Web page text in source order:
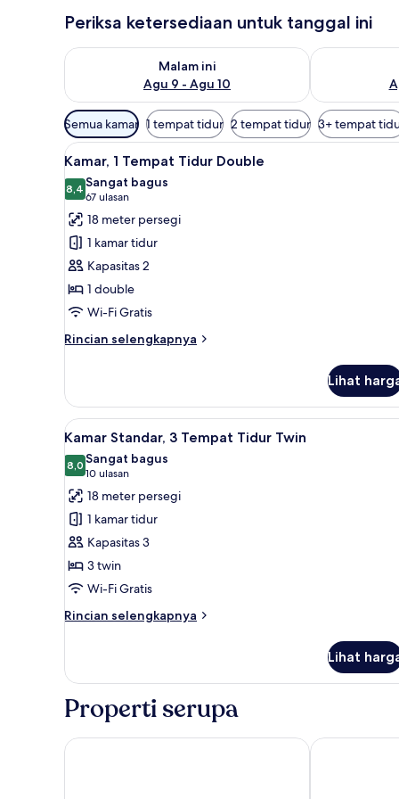
Periksa ketersediaan untuk tanggal ini
Malam ini
Agu 9 - Agu 10
Periksa ketersediaan untuk malam ini Agu 9 - Agu 10
Periksa
Filter
tersedia
untuk
kamar
Semua kamar 1 tempat tidur 2 tempat tidur 3+ tempat
Lihat
semua
foto
untuk
Kamar,
Tempat
Tidur
Double
Kamar, 1 Tempat Tidur
11
Kamar, 1 Tempat Tidur Double
8,48,4 dari 10
Sangat bagus
67 ulasan
(67
ulasan)
18 meter persegi
1 kamar tidur
Kapasitas 2
1 double
Wi-Fi Gratis
Rincian selengkapnya
Rincian
Kamar,
Tempat
Tidur
Double
Lihat
Lihat
semua
foto
untuk
Kamar
Standar,
3
Tempat
Tidur
Twin
Kamar Standar, 3 Tempat
9
Kamar Standar, 3 Tempat Tidur Twin
8,08,0 dari 10
Sangat bagus
10 ulasan
(10
ulasan)
18 meter persegi
1 kamar tidur
Kapasitas 3
3 twin
Wi-Fi Gratis
Rincian selengkapnya
Rincian
Kamar
3
Tempat
Tidur
Lihat
Properti serupa
ibis Praha Wenceslas Square Residence